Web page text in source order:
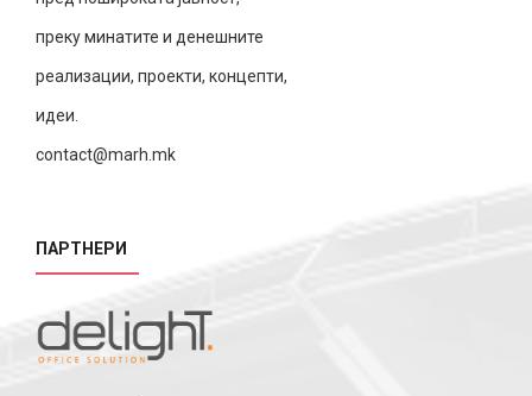
преку минатите и денешните
реализации, проекти, концепти,
идеи.
contact@marh.mk
ПАРТНЕРИ